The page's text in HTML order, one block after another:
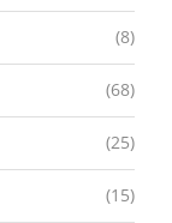
(8)
(68)
(25)
(15)